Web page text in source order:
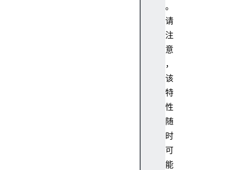
。
请
注
意
，
该
特
性
随
时
可
能